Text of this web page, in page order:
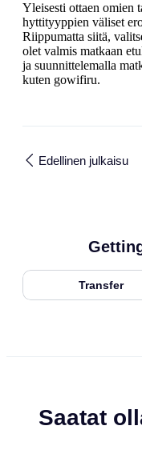
Yleisesti ottaen omien
hyttityyppien väliset
Riippumatta siitä,
olet valmis matkaan
ja suunnittelemalla
kuten gowifiru.
Edellinen julkaisu
Transfer
Saatat